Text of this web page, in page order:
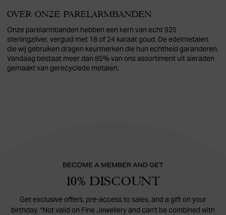
OVER ONZE PARELARMBANDEN
Onze parelarmbanden hebben een kern van echt 925
sterlingzilver, verguld met 18 of 24 karaat goud. De edelmetalen
die wij gebruiken dragen keurmerken die hun echtheid garanderen.
Vandaag bestaat meer dan 85% van ons assortiment uit sieraden
gemaakt van gerecyclede metalen.
BECOME A MEMBER AND GET
10% DISCOUNT
Get exclusive offers, pre-access to sales, and a gift on your
birthday. *Not valid on Fine Jewellery and can't be combined with